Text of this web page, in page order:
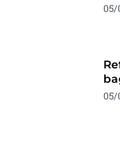
05/
05/